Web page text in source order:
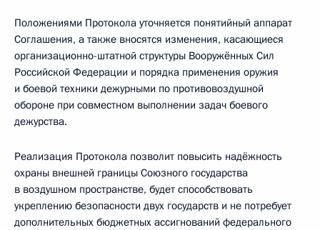
Положениями Протокола уточняется понятийный аппарат
Соглашения, а также вносятся изменения, касающиеся
организационно-штатной структуры Вооружённых Сил
Российской Федерации и порядка применения оружия
и боевой техники дежурными по противовоздушной
обороне при совместном выполнении задач боевого
дежурства.
Реализация Протокола позволит повысить надёжность
охраны внешней границы Союзного государства
в воздушном пространстве, будет способствовать
укреплению безопасности двух государств и не потребует
дополнительных бюджетных ассигнований федерального